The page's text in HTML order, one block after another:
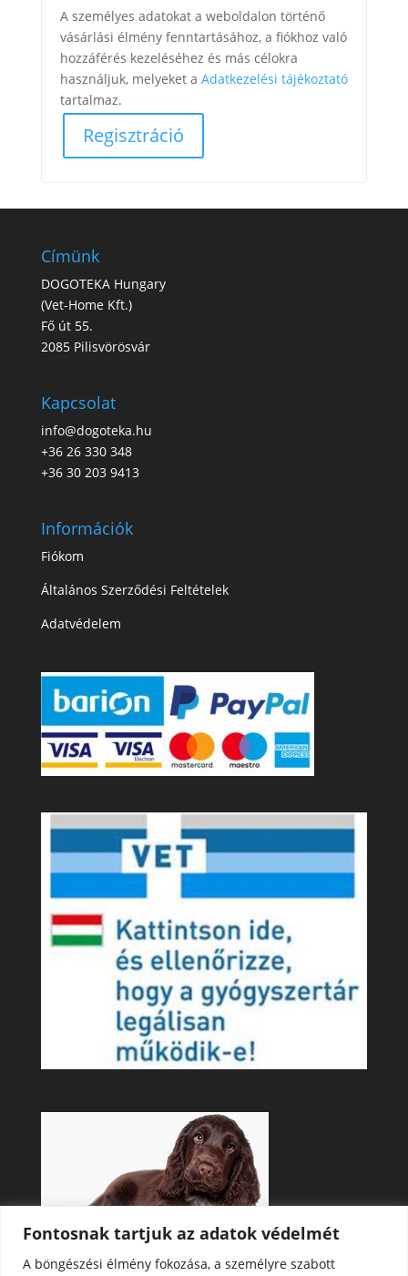
Fontosnak tartjuk az adatok védelmét
A böngészési élmény fokozása, a személyre szabott
A személyes adatokat a weboldalon történő
vásárlási élmény fenntartásához, a fiókhoz való
hozzáférés kezeléséhez és más célokra
használjuk, melyeket a Adatkezelési tájékoztató
tartalmaz.
Regisztráció
Címünk
DOGOTEKA Hungary
(Vet-Home Kft.)
Fő út 55.
2085 Pilisvörösvár
Kapcsolat
info@dogoteka.hu
+36 26 330 348
+36 30 203 9413
Információk
Fiókom
Általános Szerződési Feltételek
Adatvédelem